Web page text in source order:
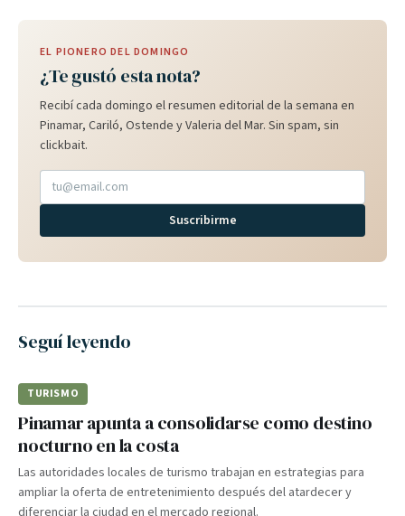
EL PIONERO DEL DOMINGO
¿Te gustó esta nota?
Recibí cada domingo el resumen editorial de la semana en
Pinamar, Cariló, Ostende y Valeria del Mar. Sin spam, sin
clickbait.
Suscribirme
Seguí leyendo
TURISMO
Pinamar apunta a consolidarse como destino
nocturno en la costa
Las autoridades locales de turismo trabajan en estrategias para
ampliar la oferta de entretenimiento después del atardecer y
diferenciar la ciudad en el mercado regional.